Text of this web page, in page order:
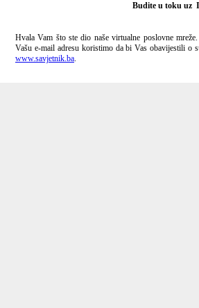
Budite u toku uz
Hvala Vam što ste dio naše virtualne poslovne
Vašu e-mail adresu koristimo da bi Vas obavijestili o
www.savjetnik.ba.